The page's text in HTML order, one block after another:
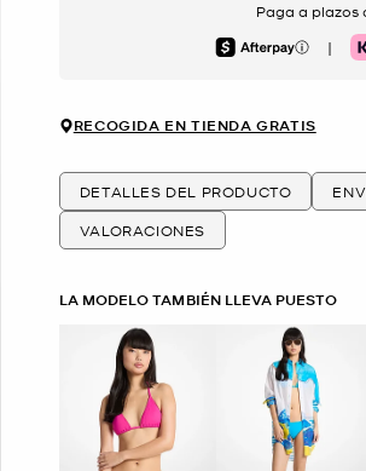
Paga a plazos
Afterpay |
RECOGIDA EN TIENDA GRATIS
DETALLES DEL PRODUCTO
VALORACIONES
LA MODELO TAMBIÉN LLEVA PUESTO